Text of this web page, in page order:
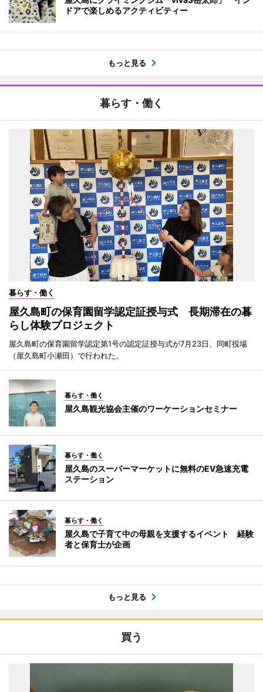
ドアで楽しめるアクティビティー
もっと見る
暮らす・働く
暮らす・働く
屋久島町の保育園留学認定証授与式 長期滞在の暮
らし体験プロジェクト
屋久島町の保育園留学認定第1号の認定証授与式が7月23日、同町役場
（屋久島町小瀬田）で行われた。
暮らす・働く
屋久島観光協会主催のワーケーションセミナー
暮らす・働く
屋久島のスーパーマーケットに無料のEV急速充電
ステーション
暮らす・働く
屋久島で子育て中の母親を支援するイベント 経験
者と保育士が企画
もっと見る
買う